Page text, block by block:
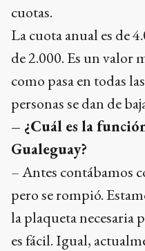
cuotas.
La cuota anual es de
de 2.000. Es un valor
como pasa en todas
personas se dan de
– ¿Cuál es la
Gualeguay?
– Antes contábamos
pero se rompió.
la plaqueta necesaria
es fácil. Igual,